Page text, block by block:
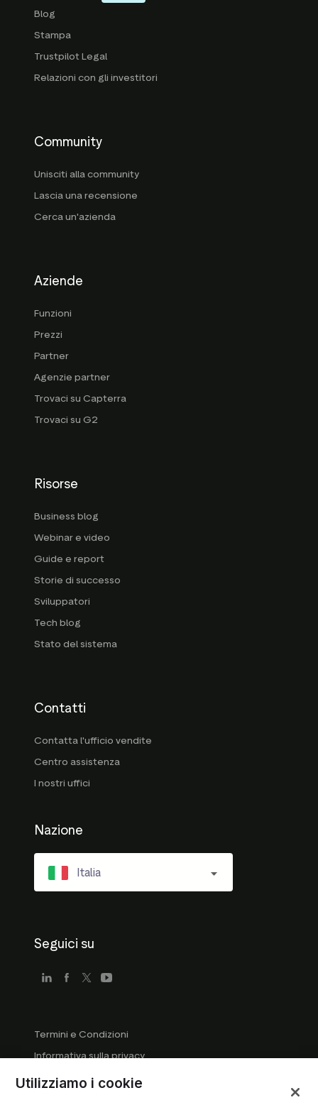
Blog
Stampa
Trustpilot Legal
Relazioni con gli investitori
Community
Unisciti alla community
Lascia una recensione
Cerca un'azienda
Aziende
Funzioni
Prezzi
Partner
Agenzie partner
Trovaci su Capterra
Trovaci su G2
Risorse
Business blog
Webinar e video
Guide e report
Storie di successo
Sviluppatori
Tech blog
Stato del sistema
Contatti
Contatta l'ufficio vendite
Centro assistenza
I nostri uffici
Nazione
Italia
Seguici su
Termini e Condizioni
Informativa sulla privacy
Linee guida per le aziende
Utilizziamo i cookie